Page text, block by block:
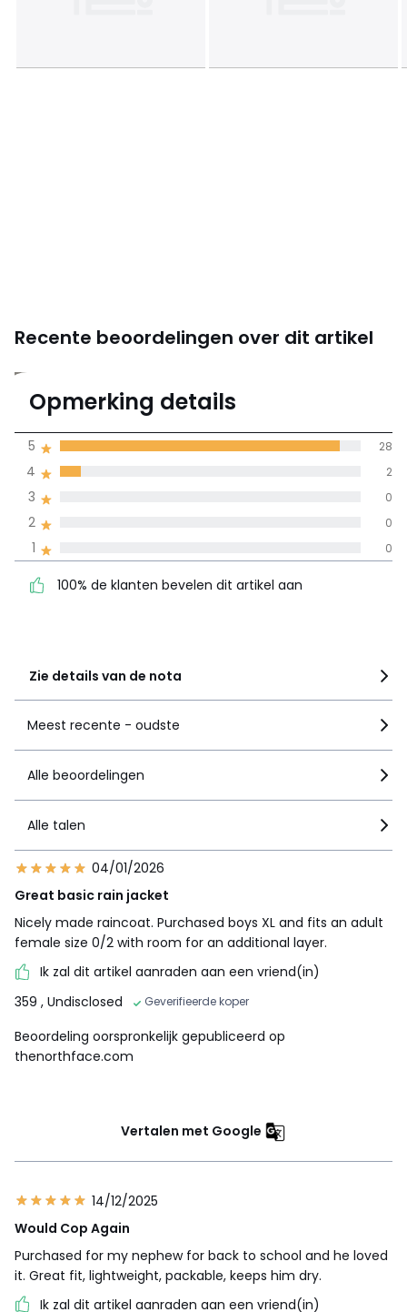
Recente beoordelingen over dit artikel
4,9
gemiddelde bereikt
door alle landen
100% gecertificeerde beoordelingen,
3 0
4 2
5
Zie details van de nota
Opmerking details
1 0
2 0
3 0
4 2
5 28
100% de klanten bevelen dit artikel aan
Meest recente - oudste
Alle beoordelingen
Alle talen
04/01/2026
Great basic rain jacket
Nicely made raincoat. Purchased boys XL and fits an adult
female size 0/2 with room for an additional layer.
Ik zal dit artikel aanraden aan een vriend(in)
359 , Undisclosed Geverifieerde koper
Beoordeling oorspronkelijk gepubliceerd op
thenorthface.com
Vertalen met Google
14/12/2025
Would Cop Again
Purchased for my nephew for back to school and he loved
it. Great fit, lightweight, packable, keeps him dry.
Ik zal dit artikel aanraden aan een vriend(in)